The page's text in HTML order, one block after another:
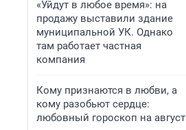
«Уйдут в любое время»: на
продажу выставили здание
муниципальной УК. Однако
там работает частная
компания
Кому признаются в любви, а
кому разобьют сердце:
любовный гороскоп на август